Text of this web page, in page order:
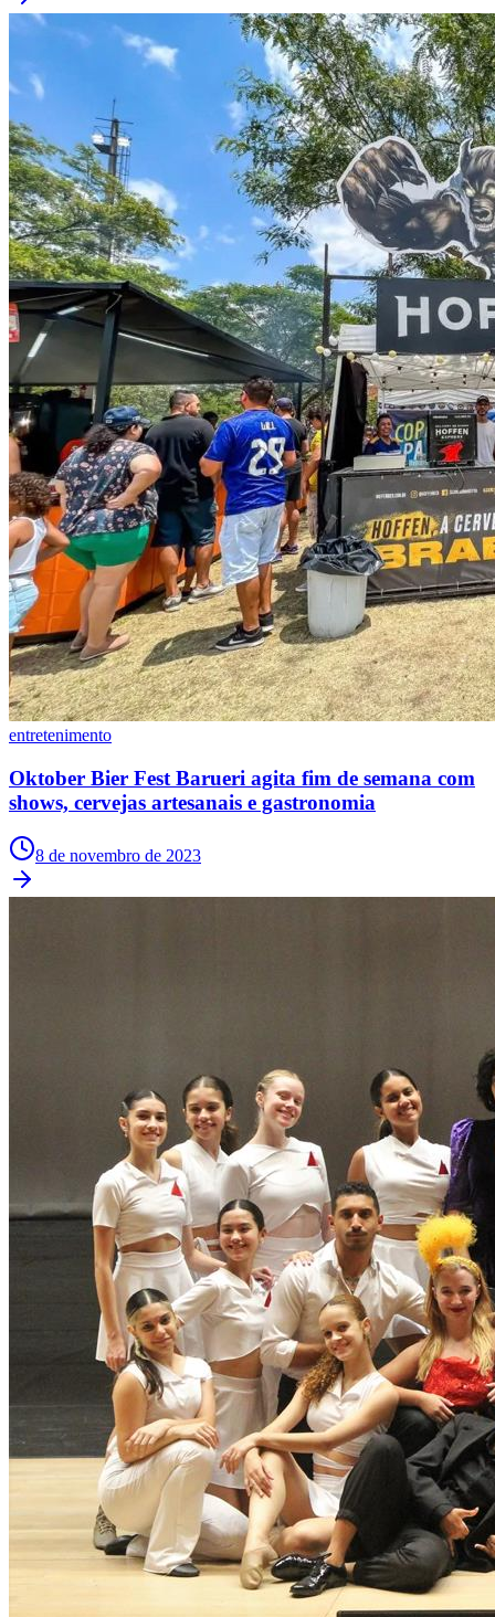
Flamengo
Fluminense
Vasco
entretenimento
Oktober Bier Fest Barueri agita fim de semana com
shows, cervejas artesanais e gastronomia
8 de novembro de 2023